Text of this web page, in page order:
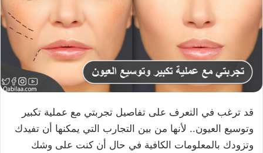
قد ترغب في التعرف على تفاصيل تجربتي مع عملية تكبير
وتوسيع العيون.. لأنها من بين التجارب التي يمكنها أن تفيدك
وتزودك بالمعلومات الكافية في حال أن كنت على وشك